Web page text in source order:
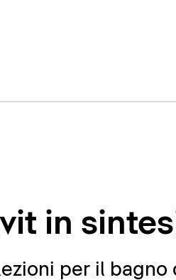
in
per il bagno